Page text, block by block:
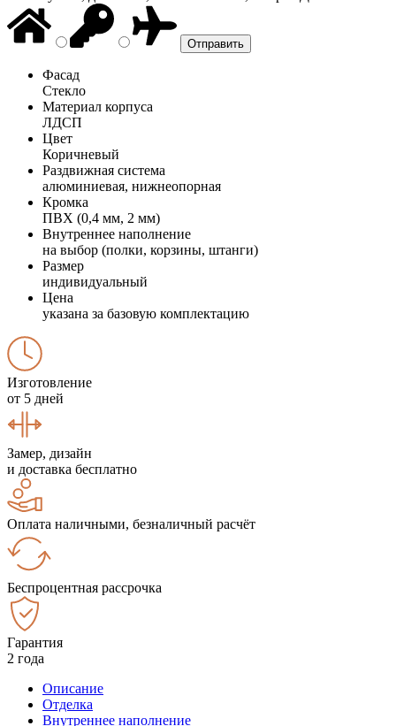
Фасад
Стекло
Материал корпуса
ЛДСП
Цвет
Коричневый
Раздвижная система
алюминиевая, нижнеопорная
Кромка
ПВХ (0,4 мм, 2 мм)
Внутреннее наполнение
на выбор (полки, корзины, штанги)
Размер
индивидуальный
Цена
указана за базовую комплектацию
Изготовление
от 5 дней
Замер, дизайн
и доставка бесплатно
Оплата наличными, безналичный расчёт
Беспроцентная рассрочка
Гарантия
2 года
Описание
Отделка
Внутреннее наполнение